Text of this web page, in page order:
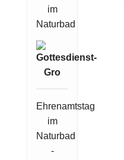
im
Naturbad
Ehrenamtstag
im
Naturbad
-